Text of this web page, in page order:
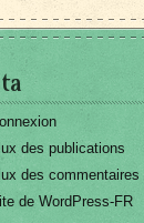
des publications
des commentaires
de WordPress-FR